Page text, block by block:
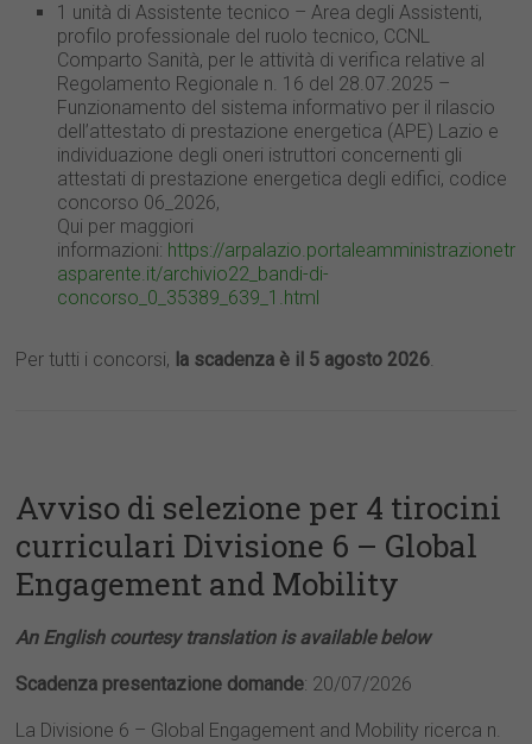
1 unità di Assistente tecnico – Area degli Assistenti,
profilo professionale del ruolo tecnico, CCNL
Comparto Sanità, per le attività di verifica relative al
Regolamento Regionale n. 16 del 28.07.2025 –
Funzionamento del sistema informativo per il rilascio
dell’attestato di prestazione energetica (APE) Lazio e
individuazione degli oneri istruttori concernenti gli
attestati di prestazione energetica degli edifici, codice
concorso 06_2026,
Qui per maggiori
informazioni: https://arpalazio.portaleamministrazionetr
asparente.it/archivio22_bandi-di-
concorso_0_35389_639_1.html
Per tutti i concorsi, la scadenza è il 5 agosto 2026.
Avviso di selezione per 4 tirocini
curriculari Divisione 6 – Global
Engagement and Mobility
An English courtesy translation is available below
Scadenza presentazione domande: 20/07/2026
La Divisione 6 – Global Engagement and Mobility ricerca n.